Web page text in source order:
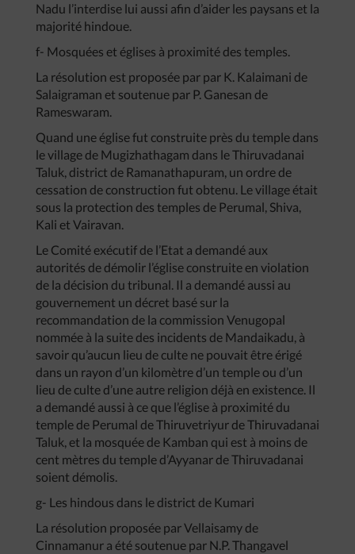
Nadu l’interdise lui aussi afin d’aider les paysans et la
majorité hindoue.
f- Mosquées et églises à proximité des temples.
La résolution est proposée par par K. Kalaimani de
Salaigraman et soutenue par P. Ganesan de
Rameswaram.
Quand une église fut construite près du temple dans
le village de Mugizhathagam dans le Thiruvadanai
Taluk, district de Ramanathapuram, un ordre de
cessation de construction fut obtenu. Le village était
sous la protection des temples de Perumal, Shiva,
Kali et Vairavan.
Le Comité exécutif de l’Etat a demandé aux
autorités de démolir l’église construite en violation
de la décision du tribunal. Il a demandé aussi au
gouvernement un décret basé sur la
recommandation de la commission Venugopal
nommée à la suite des incidents de Mandaikadu, à
savoir qu’aucun lieu de culte ne pouvait être érigé
dans un rayon d’un kilomètre d’un temple ou d’un
lieu de culte d’une autre religion déjà en existence. Il
a demandé aussi à ce que l’église à proximité du
temple de Perumal de Thiruvetriyur de Thiruvadanai
Taluk, et la mosquée de Kamban qui est à moins de
cent mètres du temple d’Ayyanar de Thiruvadanai
soient démolis.
g- Les hindous dans le district de Kumari
La résolution proposée par Vellaisamy de
Cinnamanur a été soutenue par N.P. Thangavel